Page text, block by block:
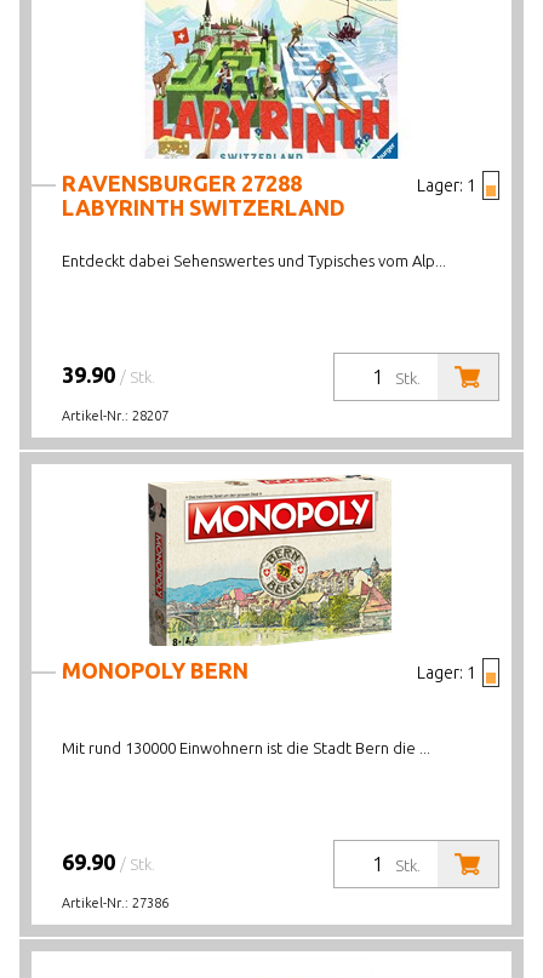
Lager: 1
RAVENSBURGER 27288
LABYRINTH SWITZERLAND
Entdeckt dabei Sehenswertes und Typisches vom Alp...
Stk.
39.90 / Stk.
Artikel-Nr.: 28207
Lager: 1
MONOPOLY BERN
Mit rund 130000 Einwohnern ist die Stadt Bern die ...
Stk.
69.90 / Stk.
Artikel-Nr.: 27386